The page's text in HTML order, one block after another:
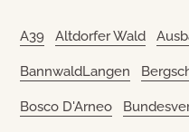
A39 Altdorfer Wald
BannwaldLangen
Bosco D'Arneo